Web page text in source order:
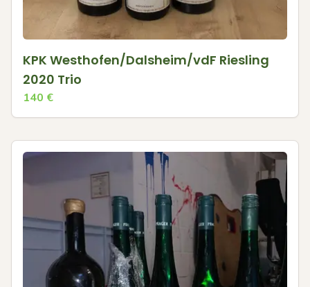
KPK Westhofen/Dalsheim/vdF Riesling
2020 Trio
140 €